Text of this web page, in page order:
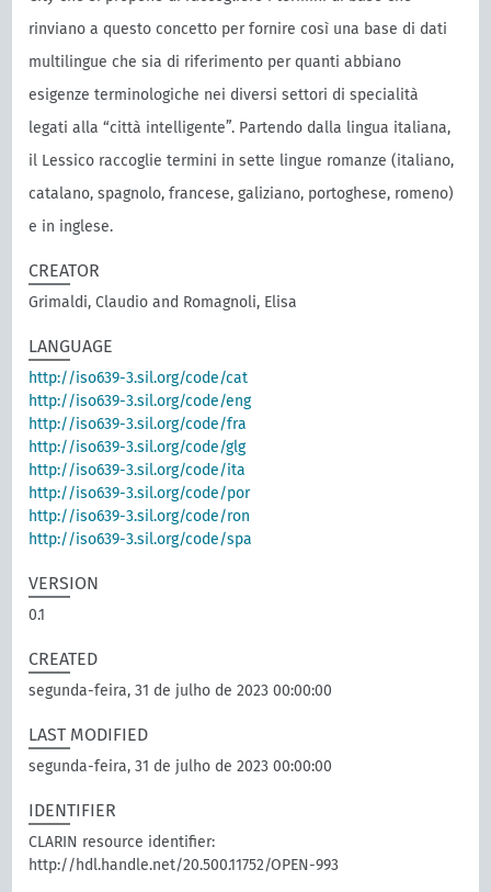
rinviano a questo concetto per fornire così una base di dati
multilingue che sia di riferimento per quanti abbiano
esigenze terminologiche nei diversi settori di specialità
legati alla “città intelligente”. Partendo dalla lingua italiana,
il Lessico raccoglie termini in sette lingue romanze (italiano,
catalano, spagnolo, francese, galiziano, portoghese, romeno)
e in inglese.
CREATOR
Grimaldi, Claudio and Romagnoli, Elisa
LANGUAGE
http://iso639-3.sil.org/code/cat
http://iso639-3.sil.org/code/eng
http://iso639-3.sil.org/code/fra
http://iso639-3.sil.org/code/glg
http://iso639-3.sil.org/code/ita
http://iso639-3.sil.org/code/por
http://iso639-3.sil.org/code/ron
http://iso639-3.sil.org/code/spa
VERSION
0.1
CREATED
segunda-feira, 31 de julho de 2023 00:00:00
LAST MODIFIED
segunda-feira, 31 de julho de 2023 00:00:00
IDENTIFIER
CLARIN resource identifier:
http://hdl.handle.net/20.500.11752/OPEN-993